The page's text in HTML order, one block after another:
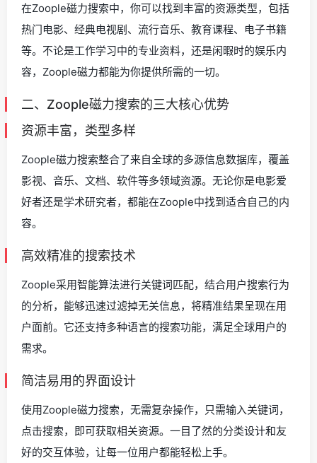
在Zoople磁力搜索中，你可以找到丰富的资源类型，包括
热门电影、经典电视剧、流行音乐、教育课程、电子书籍
等。不论是工作学习中的专业资料，还是闲暇时的娱乐内
容，Zoople磁力都能为你提供所需的一切。
二、Zoople磁力搜索的三大核心优势
资源丰富，类型多样
Zoople磁力搜索整合了来自全球的多源信息数据库，覆盖
影视、音乐、文档、软件等多领域资源。无论你是电影爱
好者还是学术研究者，都能在Zoople中找到适合自己的内
容。
高效精准的搜索技术
Zoople采用智能算法进行关键词匹配，结合用户搜索行为
的分析，能够迅速过滤掉无关信息，将精准结果呈现在用
户面前。它还支持多种语言的搜索功能，满足全球用户的
需求。
简洁易用的界面设计
使用Zoople磁力搜索，无需复杂操作，只需输入关键词，
点击搜索，即可获取相关资源。一目了然的分类设计和友
好的交互体验，让每一位用户都能轻松上手。